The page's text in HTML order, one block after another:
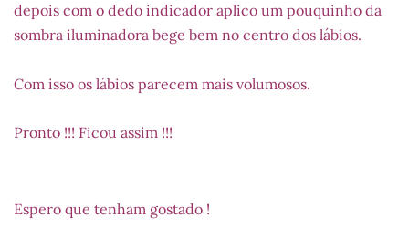
depois com o dedo indicador aplico um pouquinho da
sombra iluminadora bege bem no centro dos lábios.
Com isso os lábios parecem mais volumosos.
Pronto !!! Ficou assim !!!
Espero que tenham gostado !